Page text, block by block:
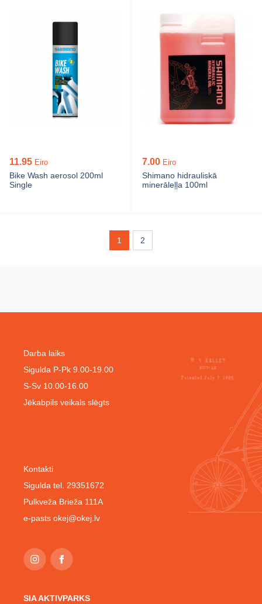
11.95 Eiro
Bike Wash aerosol 200ml
Single
7.00 Eiro
Shimano hidrauliskā
minerāleļļa 100ml
1 2
Kontakti
Sigulda tel. 29351672
Pulkveža Brieža 111A
e-pasts okej@okej.lv
Darba laiks
Sigulda P-Pk 9.00-19.00
S-Sv 10.00-16.00
Jēkabpils veikals slēgts
SIA AKTIVPARKS